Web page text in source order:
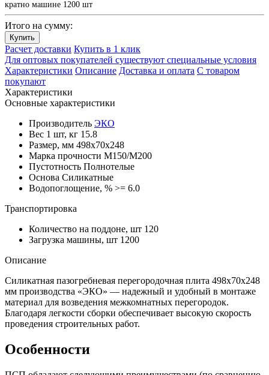
кратно машине 1200 шт
Итого на сумму:
Купить
Расчет доставки Купить в 1 клик
Для оптовых покупателей существуют специальные условия
Характеристики Описание Доставка и оплата С товаром
покупают
Характеристики
Основные характеристики
Производитель ЭКО
Вес 1 шт, кг 15.8
Размер, мм 498х70х248
Марка прочности М150/М200
Пустотность Полнотелые
Основа Силикатные
Водопоглощение, % >= 6.0
Транспортировка
Количество на поддоне, шт 120
Загрузка машины, шт 1200
Описание
Силикатная пазогребневая перегородочная плита 498х70х248
мм производства «ЭКО» — надежный и удобный в монтаже
материал для возведения межкомнатных перегородок.
Благодаря легкости сборки обеспечивает высокую скорость
проведения строительных работ.
Особенности